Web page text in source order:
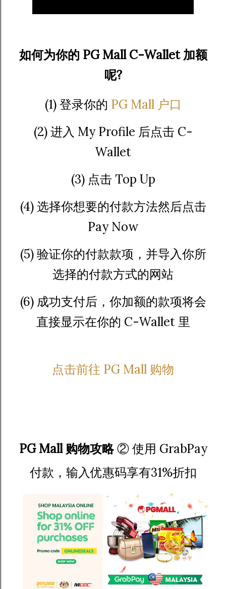
如何为你的 PG Mall C-Wallet 加额
呢?
(1) 登录你的 PG Mall 户口
(2) 进入 My Profile 后点击 C-
Wallet
(3) 点击 Top Up
(4) 选择你想要的付款方法然后点击
Pay Now
(5) 验证你的付款款项，并导入你所
选择的付款方式的网站
(6) 成功支付后，你加额的款项将会
直接显示在你的 C-Wallet 里
点击前往 PG Mall 购物
PG Mall 购物攻略② 使用 GrabPay
付款，输入优惠码享有31%折扣